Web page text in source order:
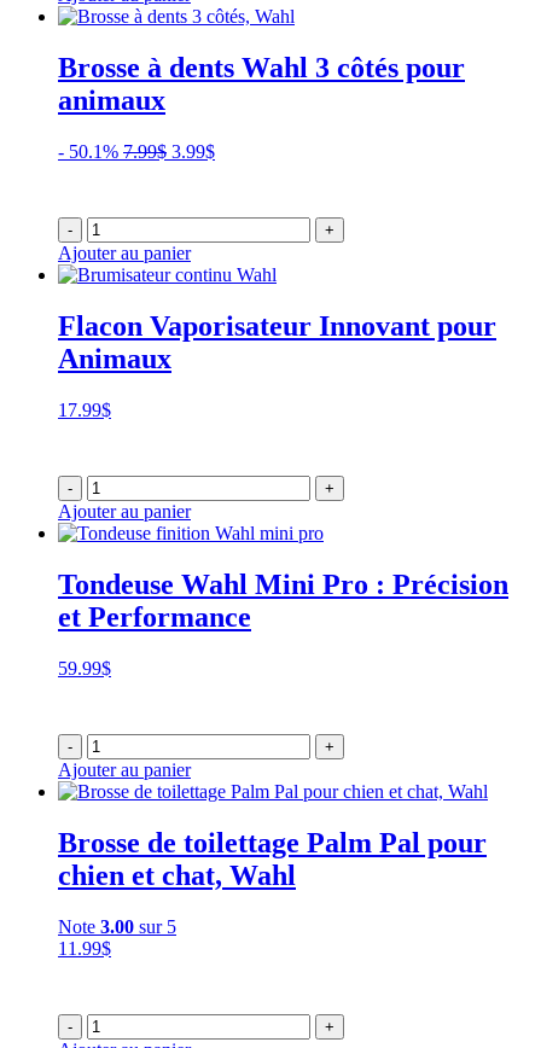
Brosse à dents Wahl 3 côtés pour
animaux
- 50.1% 7.99$ Le
était :
7.99$.
3.99$Le
est :
3.99$.
- +
Ajouter au panier
Flacon Vaporisateur Innovant pour
Animaux
17.99$
- +
Ajouter au panier
Tondeuse Wahl Mini Pro : Précision
et Performance
59.99$
- +
Ajouter au panier
Brosse de toilettage Palm Pal pour
chien et chat, Wahl
Note 3.00 sur 5
11.99$
- +